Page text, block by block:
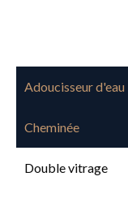
Adoucisseur d'eau
Cheminée
Double vitrage